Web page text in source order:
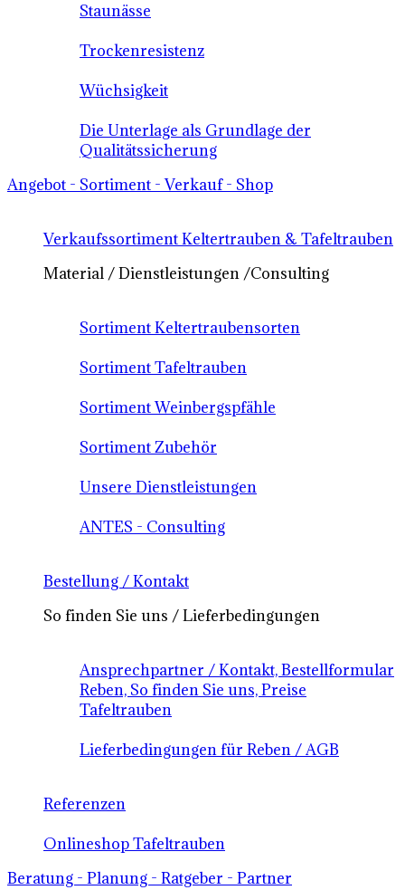
Staunässe
Trockenresistenz
Wüchsigkeit
Die Unterlage als Grundlage der
Qualitätssicherung
Angebot - Sortiment - Verkauf - Shop
Verkaufssortiment Keltertrauben & Tafeltrauben
Material / Dienstleistungen /Consulting
Sortiment Keltertraubensorten
Sortiment Tafeltrauben
Sortiment Weinbergspfähle
Sortiment Zubehör
Unsere Dienstleistungen
ANTES - Consulting
Bestellung / Kontakt
So finden Sie uns / Lieferbedingungen
Ansprechpartner / Kontakt, Bestellformular
Reben, So finden Sie uns, Preise
Tafeltrauben
Lieferbedingungen für Reben / AGB
Referenzen
Onlineshop Tafeltrauben
Beratung - Planung - Ratgeber - Partner